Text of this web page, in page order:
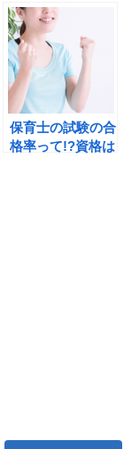
明できるように解
説します。
保育士の試験の合
格率って!?資格は